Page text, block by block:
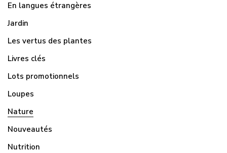
En langues étrangères
Jardin
Les vertus des plantes
Livres clés
Lots promotionnels
Loupes
Nature
Nouveautés
Nutrition